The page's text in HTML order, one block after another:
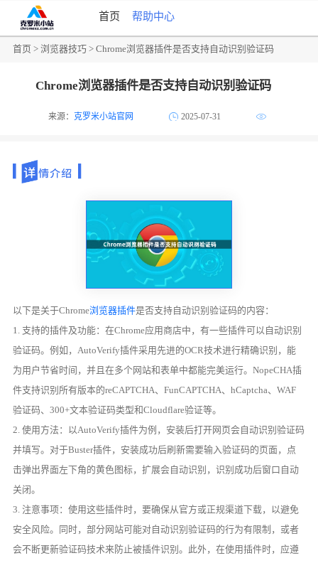
首页 帮助中心
首页 >浏览器技巧 > Chrome浏览器插件是否支持自动识别验证码
Chrome浏览器插件是否支持自动识别验证码
来源：克罗米小站官网 2025-07-31
以下是关于Chrome浏览器插件是否支持自动识别验证码的内容：
1. 支持的插件及功能：在Chrome应用商店中，有一些插件可以自动识别
验证码。例如，AutoVerify插件采用先进的OCR技术进行精确识别，能
为用户节省时间，并且在多个网站和表单中都能完美运行。NopeCHA插
件支持识别所有版本的reCAPTCHA、FunCAPTCHA、hCaptcha、WAF
验证码、300+文本验证码类型和Cloudflare验证等。
2. 使用方法：以AutoVerify插件为例，安装后打开网页会自动识别验证码
并填写。对于Buster插件，安装成功后刷新需要输入验证码的页面，点
击弹出界面左下角的黄色图标，扩展会自动识别，识别成功后窗口自动
关闭。
3. 注意事项：使用这些插件时，要确保从官方或正规渠道下载，以避免
安全风险。同时，部分网站可能对自动识别验证码的行为有限制，或者
会不断更新验证码技术来防止被插件识别。此外，在使用插件时，应遵